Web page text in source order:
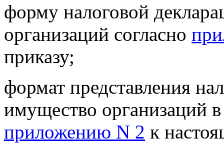
форму налоговой
организаций согласно
приказу;
формат представления
имущество организаций
приложению N 2 к